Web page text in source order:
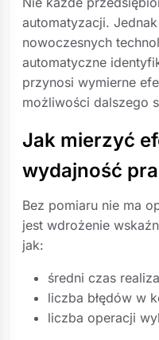
automatyzacji.
nowoczesnych
automatyczne
przynosi wymierne
możliwości dalszego
Jak mierzyć
wydajność
Bez pomiaru nie ma
jest wdrożenie
jak:
średni czas
liczba błędów w
liczba operacji